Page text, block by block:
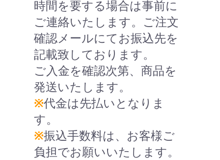
時間を要する場合は事前に
ご連絡いたします。ご注文
確認メールにてお振込先を
記載致しております。
ご入金を確認次第、商品を
発送いたします。
※代金は先払いとなりま
す。
※振込手数料は、お客様ご
負担でお願いいたします。